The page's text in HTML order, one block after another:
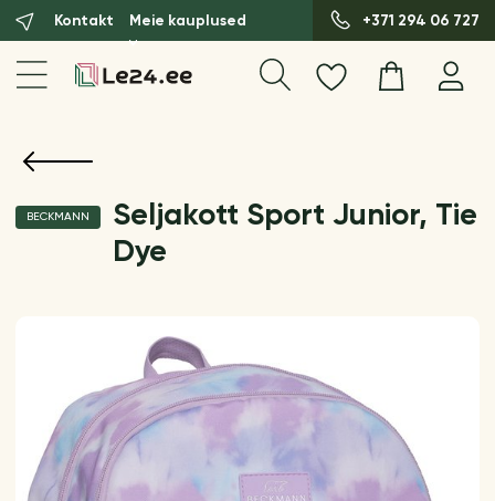
Kontakt Meie kauplused +371 294 06 727
BECKMANN
Seljakott Sport Junior, Tie
Dye